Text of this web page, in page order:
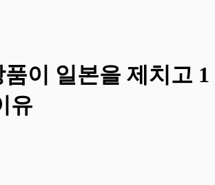
이 일본을 제치고 1
유